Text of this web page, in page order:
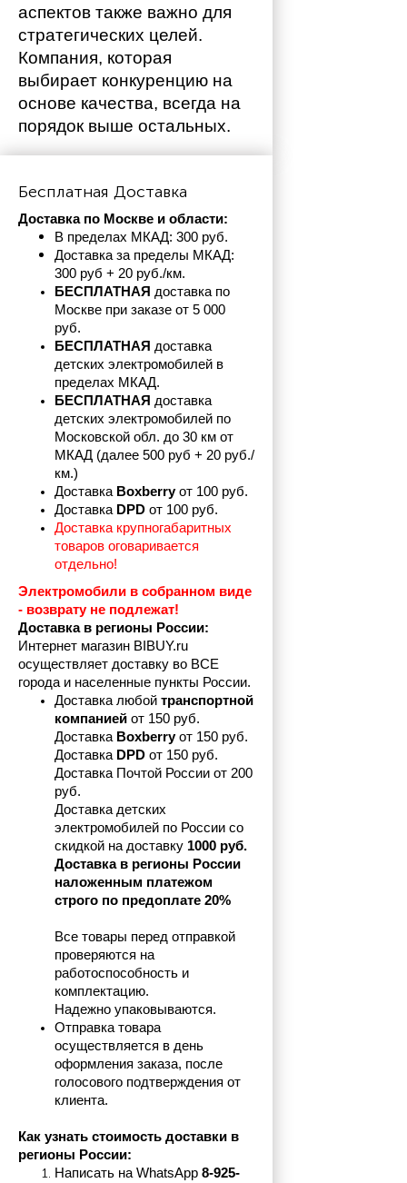
аспектов также важно для
стратегических целей.
Компания, которая
выбирает конкуренцию на
основе качества, всегда на
порядок выше остальных.
Бесплатная Доставка
Доставка по Москве и области:
В пределах МКАД: 300 руб.
Доставка за пределы МКАД:
300 руб + 20 руб./км.
БЕСПЛАТНАЯ доставка по
Москве при заказе от 5 000
руб.
БЕСПЛАТНАЯ доставка
детских электромобилей в
пределах МКАД.
БЕСПЛАТНАЯ доставка
детских электромобилей по
Московской обл. до 30 км от
МКАД (далее 500 руб + 20 руб./
км.)
Доставка Boxberry от 100 руб.
Доставка DPD от 100 руб.
Доставка крупногабаритных
товаров оговаривается
отдельно!
Электромобили в собранном виде
- возврату не подлежат!
Доставка в регионы России:
Интернет магазин BIBUY.ru
осуществляет доставку во ВСЕ
города и населенные пункты России.
Доставка любой транспортной
компанией от 150 руб.
Доставка Boxberry от 150 руб.
Доставка DPD от 150 руб.
Доставка Почтой России от 200
руб.
Доставка детских
электромобилей по России со
скидкой на доставку 1000 руб.
Доставка в регионы России
наложенным платежом
строго по предоплате 20%
Все товары перед отправкой
проверяются на
работоспособность и
комплектацию.
Надежно упаковываются.
Отправка товара
осуществляется в день
оформления заказа, после
голосового подтверждения от
клиента.
Как узнать стоимость доставки в
регионы России:
Написать на WhatsApp 8-925-